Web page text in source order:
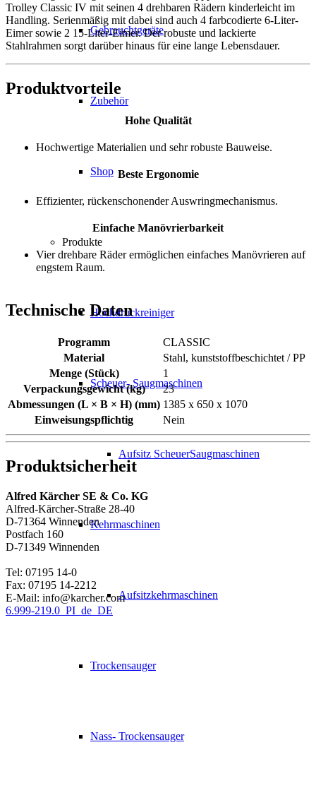
Gebrauchtgeräte
Zubehör
Shop
Produkte
Hochdruckreiniger
Scheuer- Saugmaschinen
Aufsitz ScheuerSaugmaschinen
Kehrmaschinen
Aufsitzkehrmaschinen
Trockensauger
Nass- Trockensauger
Trolley Classic IV mit seinen 4 drehbaren Rädern kinderleicht im
Handling. Serienmäßig mit dabei sind auch 4 farbcodierte 6-Liter-
Eimer sowie 2 15-Liter-Eimer. Der robuste und lackierte
Stahlrahmen sorgt darüber hinaus für eine lange Lebensdauer.
Produktvorteile
Hohe Qualität
Hochwertige Materialien und sehr robuste Bauweise.
Beste Ergonomie
Effizienter, rückenschonender Auswringmechanismus.
Einfache Manövrierbarkeit
Vier drehbare Räder ermöglichen einfaches Manövrieren auf
engstem Raum.
Technische Daten
Programm
CLASSIC
Material
Stahl, kunststoffbeschichtet / PP
Menge (Stück)
1
Verpackungsgewicht (kg)
23
Abmessungen (L × B × H) (mm) 1385 x 650 x 1070
Einweisungspflichtig
Nein
Produktsicherheit
Alfred Kärcher SE & Co. KG
Alfred-Kärcher-Straße 28-40
D-71364 Winnenden
Postfach 160
D-71349 Winnenden
Tel: 07195 14-0
Fax: 07195 14-2212
E-Mail: info@karcher.com
6.999-219.0_PI_de_DE